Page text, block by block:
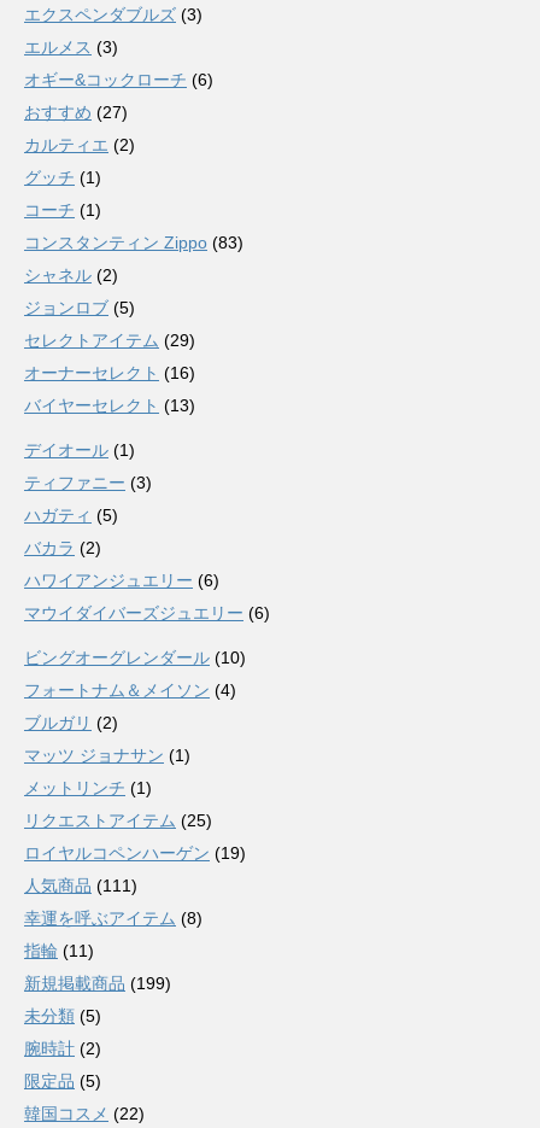
エクスペンダブルズ (3)
エルメス (3)
オギー&コックローチ (6)
おすすめ (27)
カルティエ (2)
グッチ (1)
コーチ (1)
コンスタンティン Zippo (83)
シャネル (2)
ジョンロブ (5)
セレクトアイテム (29)
オーナーセレクト (16)
バイヤーセレクト (13)
デイオール (1)
ティファニー (3)
ハガティ (5)
バカラ (2)
ハワイアンジュエリー (6)
マウイダイバーズジュエリー (6)
ビングオーグレンダール (10)
フォートナム＆メイソン (4)
ブルガリ (2)
マッツ ジョナサン (1)
メットリンチ (1)
リクエストアイテム (25)
ロイヤルコペンハーゲン (19)
人気商品 (111)
幸運を呼ぶアイテム (8)
指輪 (11)
新規掲載商品 (199)
未分類 (5)
腕時計 (2)
限定品 (5)
韓国コスメ (22)